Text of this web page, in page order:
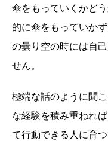
傘をもっていくかど
的に傘をもっていか
の曇り空の時には自
せん。
極端な話のように聞
な経験を積み重ねれ
て行動できる人に育